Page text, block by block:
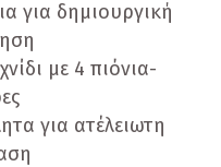
για δημιουργική
με 4 πιόνια-
για ατέλειωτη